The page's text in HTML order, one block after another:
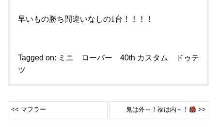
早いもの勝ち間違いなしの1台！！！！
Tagged on: ミニ ローバー 40th カスタム ドゥテ
ツ
<< マフラー 鬼は外～！福は内～！ >>